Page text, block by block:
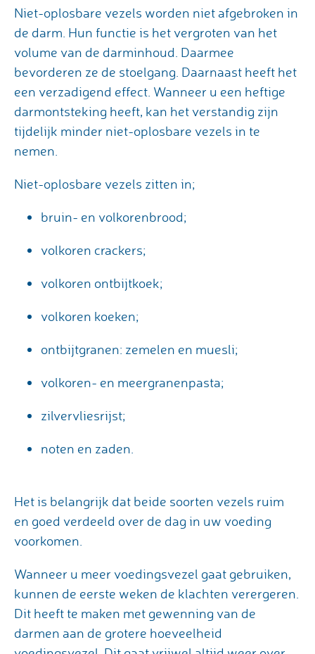
Niet-oplosbare vezels worden niet afgebroken in
de darm. Hun functie is het vergroten van het
volume van de darminhoud. Daarmee
bevorderen ze de stoelgang. Daarnaast heeft het
een verzadigend effect. Wanneer u een heftige
darmontsteking heeft, kan het verstandig zijn
tijdelijk minder niet-oplosbare vezels in te
nemen.
Niet-oplosbare vezels zitten in;
bruin- en volkorenbrood;
volkoren crackers;
volkoren ontbijtkoek;
volkoren koeken;
ontbijtgranen: zemelen en muesli;
volkoren- en meergranenpasta;
zilvervliesrijst;
noten en zaden.
Het is belangrijk dat beide soorten vezels ruim
en goed verdeeld over de dag in uw voeding
voorkomen.
Wanneer u meer voedingsvezel gaat gebruiken,
kunnen de eerste weken de klachten verergeren.
Dit heeft te maken met gewenning van de
darmen aan de grotere hoeveelheid